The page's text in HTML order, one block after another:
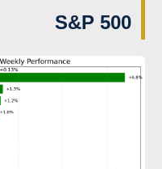
S&P 500